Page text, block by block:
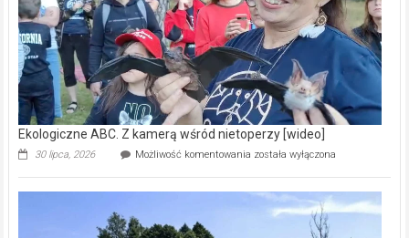
Ekologiczne ABC. Z kamerą wśród nietoperzy [wideo]
30 lipca, 2026 Możliwość komentowania Ekologiczne
kamerą
wśród
została wyłączona